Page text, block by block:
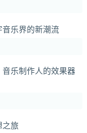
乐界的新潮流
乐制作人的效果器
之旅